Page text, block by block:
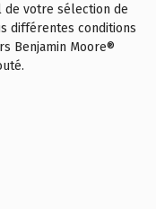
votre sélection de
différentes conditions
Benjamin Moore®